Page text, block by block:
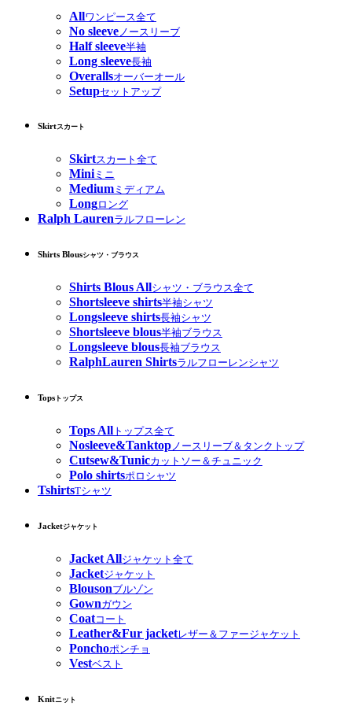
Allワンピース全て
No sleeve ノースリーブ
Half sleeve半袖
Long sleeve長袖
Overallsオーバーオール
Setupセットアップ
Skirtスカート
Skirtスカート全て
Miniミニ
Medium ミディアム
Longロング
Ralph Laurenラルフローレン
Shirts Blousシャツ・ブラウス
Shirts Blous Allシャツ・ブラウス全て
Shortsleeve shirts半袖シャツ
Longsleeve shirts長袖シャツ
Shortsleeve blous半袖ブラウス
Longsleeve blous長袖ブラウス
RalphLauren Shirtsラルフローレンシャツ
Tops トップス
Tops All トップス全て
Nosleeve&Tanktopノースリーブ＆タンクトップ
Cutsew&Tunicカットソー＆チュニック
Polo shirtsポロシャツ
TshirtsTシャツ
Jacketジャケット
Jacket Allジャケット全て
Jacketジャケット
Blousonブルゾン
Gownガウン
Coatコート
Leather&Fur jacketレザー＆ファージャケット
Ponchoポンチョ
Vestベスト
Knitニット